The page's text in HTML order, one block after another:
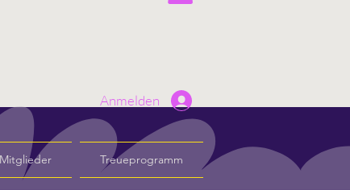
Mitglieder Treueprogramm
Anmelden